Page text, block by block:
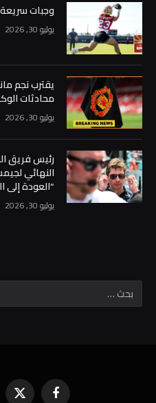
وجبات سريعة
يوليو 30, 2026
يقترب نجم
محادثات
يوليو 30, 2026
النهائي
“العودة إلى
يوليو 30, 2026
فيسبوك X